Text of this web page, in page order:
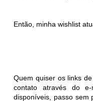
Então, minha wishlist
Quem quiser os links
contato através do
disponíveis, passo sem